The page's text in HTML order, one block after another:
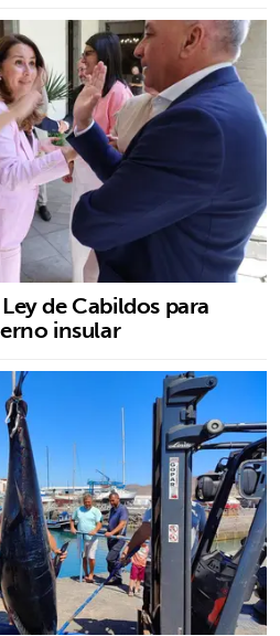
de Cabildos para
insular